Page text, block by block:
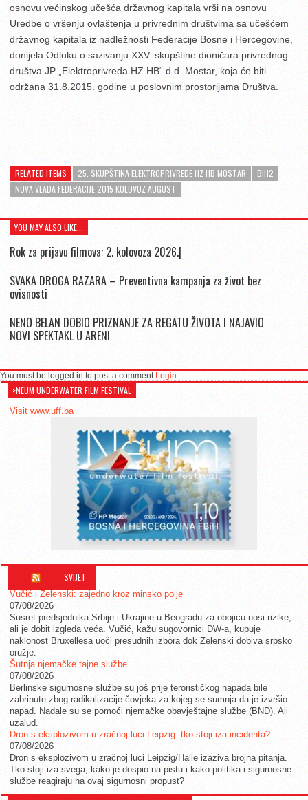
osnovu većinskog učešća državnog kapitala vrši na osnovu
Uredbe o vršenju ovlaštenja u privrednim društvima sa učešćem
državnog kapitala iz nadležnosti Federacije Bosne i Hercegovine,
donijela Odluku o sazivanju XXV. skupštine dioničara privrednog
društva JP „Elektroprivreda HZ HB“ d.d. Mostar, koja će biti
održana 31.8.2015. godine u poslovnim prostorijama Društva.
RELATED ITEMS 25. SKUPŠTINA ELEKTROPRIVREDE HZ HB MOSTAR
BIH2
NOVA VLADA FEDERACIJE 2015 KOLOVOZ AUGUST
YOU MAY ALSO LIKE...
Rok za prijavu filmova: 2. kolovoza 2026.|
SVAKA DROGA RAZARA – Preventivna kampanja za život bez
ovisnosti
NENO BELAN DOBIO PRIZNANJE ZA REGATU ŽIVOTA I NAJAVIO
NOVI SPEKTAKL U ARENI
You must be logged in to post a comment Login
>NEUM UNDERWATER FILM FESTIVAL
Visit www.uff.ba
SVIJET
Vučić i Zelenski: zajedno kroz minsko polje
07/08/2026
Susret predsjednika Srbije i Ukrajine u Beogradu za obojicu nosi rizike,
ali je dobit izgleda veća. Vučić, kažu sugovornici DW-a, kupuje
naklonost Bruxellesa uoči presudnih izbora dok Zelenski dobiva srpsko
oružje.
Šutnja njemačke tajne službe
07/08/2026
Berlinske sigurnosne službe su još prije terorističkog napada bile
zabrinute zbog radikalizacije čovjeka za kojeg se sumnja da je izvršio
napad. Nadale su se pomoći njemačke obavještajne službe (BND). Ali
uzalud.
Dron s eksplozivom u zračnoj luci Leipzig: tko stoji iza incidenta?
07/08/2026
Dron s eksplozivom u zračnoj luci Leipzig/Halle izaziva brojna pitanja.
Tko stoji iza svega, kako je dospio na pistu i kako politika i sigurnosne
službe reagiraju na ovaj sigurnosni propust?